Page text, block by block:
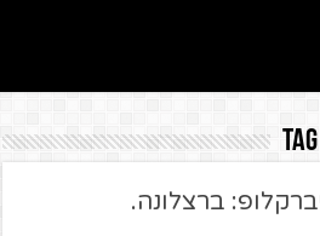
ברצלונה.